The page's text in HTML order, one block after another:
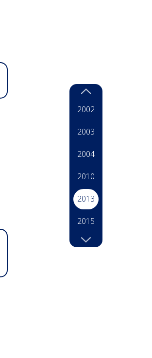
2002
2003
2004
2010
2013
2015
2016